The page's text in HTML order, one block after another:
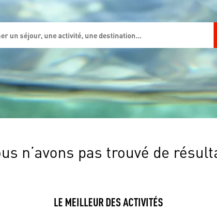
n’avons pas trouvé de
LE MEILLEUR DES ACTIVITÉS